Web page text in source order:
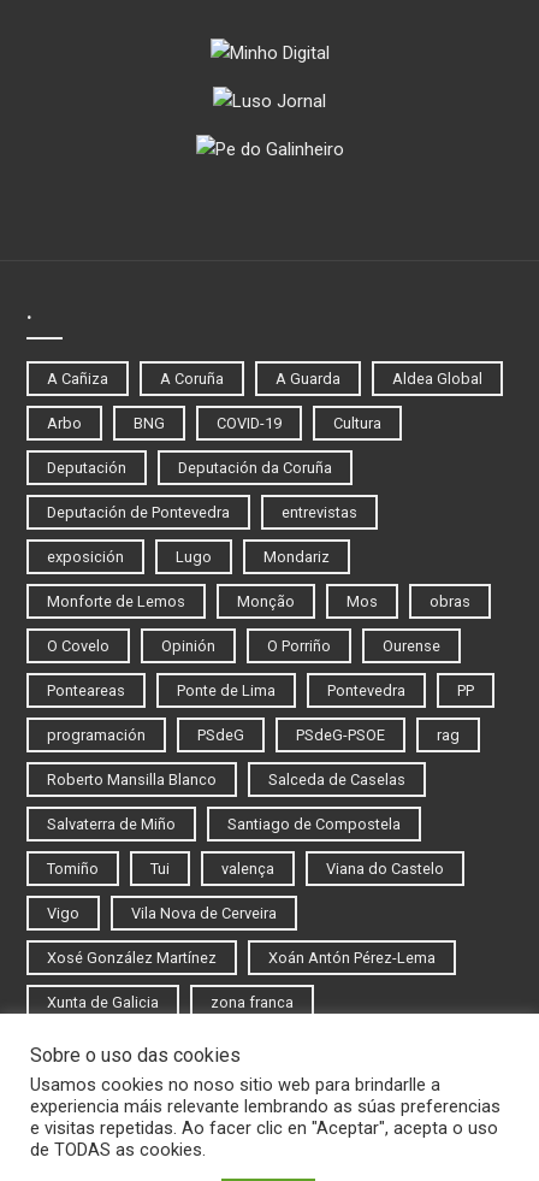
.
A Cañiza A Coruña A Guarda Aldea Global
Arbo BNG COVID-19 Cultura
Deputación Deputación da Coruña
Deputación de Pontevedra entrevistas
exposición Lugo Mondariz
Monforte de Lemos Monção Mos obras
O Covelo Opinión O Porriño Ourense
Ponteareas Ponte de Lima Pontevedra PP
programación PSdeG PSdeG-PSOE rag
Roberto Mansilla Blanco Salceda de Caselas
Salvaterra de Miño Santiago de Compostela
Tomiño Tui valença Viana do Castelo
Vigo Vila Nova de Cerveira
Xosé González Martínez Xoán Antón Pérez-Lema
Xunta de Galicia zona franca
Iniciar sesión
Rexistrarse
Sobre o uso das cookies
Usamos cookies no noso sitio web para brindarlle a
experiencia máis relevante lembrando as súas preferencias
e visitas repetidas. Ao facer clic en "Aceptar", acepta o uso
de TODAS as cookies.